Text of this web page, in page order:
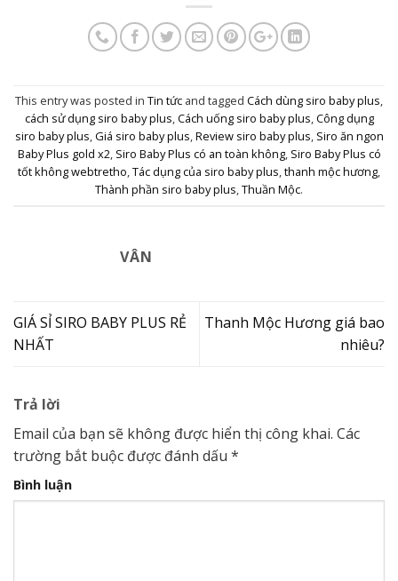
This entry was posted in Tin tức and tagged Cách dùng siro baby plus,
cách sử dụng siro baby plus,Cách uống siro baby plus,Công dụng
siro baby plus,Giá siro baby plus,Review siro baby plus, Siro ăn ngon
Baby Plus gold x2, Siro Baby Plus có an toàn không, Siro Baby Plus có
tốt không webtretho,Tác dụng của siro baby plus,thanh mộc hương,
Thành phần siro baby plus,Thuần Mộc.
VÂN
GIÁ SỈ SIRO BABY PLUS RẺ
NHẤT
Thanh Mộc Hương giá bao
nhiêu?
Trả lời
Email của bạn sẽ không được hiển thị công khai. Các
trường bắt buộc được đánh dấu *
Bình luận